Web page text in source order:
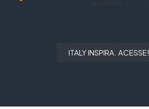
ITALY INSPIRA. ACESSE!